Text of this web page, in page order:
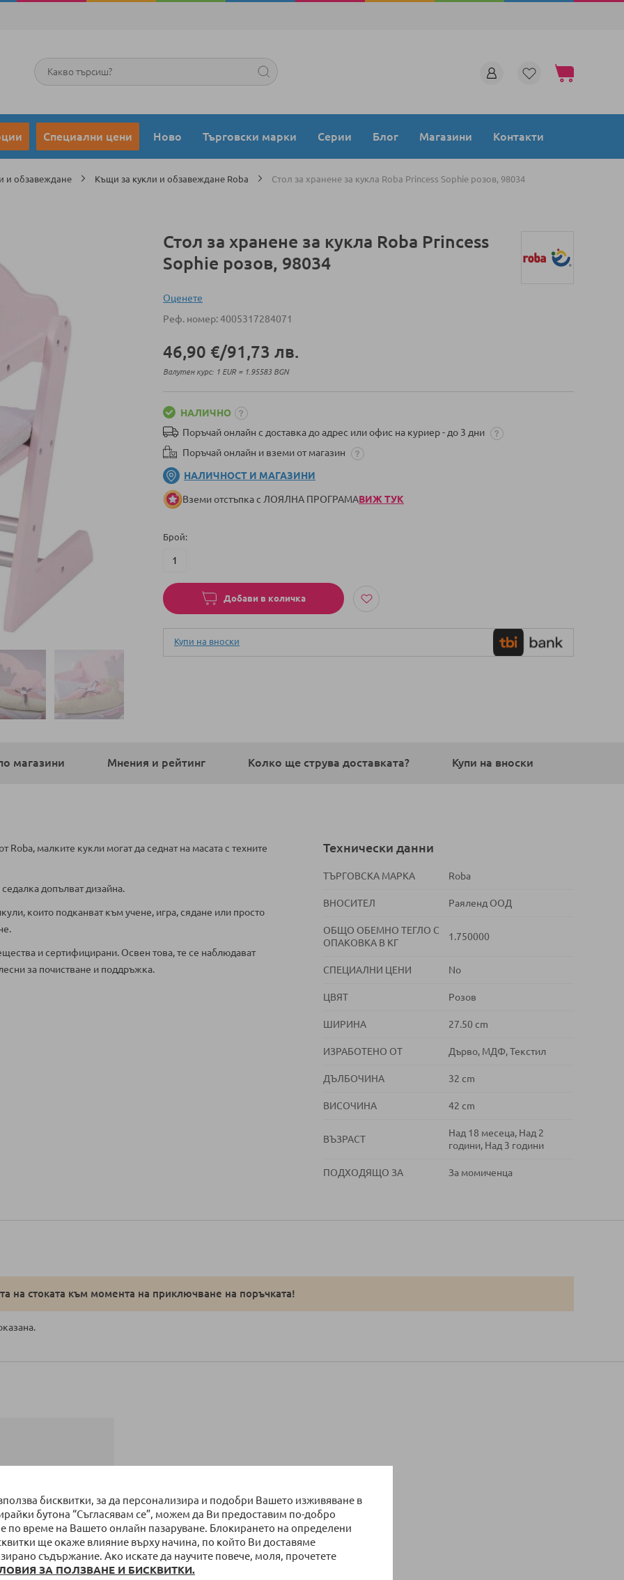
бисквитки, за да персонализира и подобри Вашето изживяване в
бутона “Съгласявам се”, можем да Ви предоставим по-добро
по време на Вашето онлайн пазаруване. Блокирането на определени
ще окаже влияние върху начина, по който Ви доставяме
съдържание. Ако искате да научите повече, моля, прочетете
ЗА ПОЛЗВАНЕ И БИСКВИТКИ.
Моята количка
Търсене
Специални цени Ново Търговски марки Серии Блог Магазини Контакти
и обзавеждане Къщи за кукли и обзавеждане Roba Стол за хранене за кукла Roba Princess Sophie розов, 98034
Стол за хранене за кукла Roba Princess
Sophie розов, 98034
Оценeте
Реф. номер 4005317284071
46,90 €/91,73 лв.
Валутен курс: 1 EUR = 1.95583 BGN
НАЛИЧНО
Поръчай онлайн с доставка до адрес или офис на куриер - до 3 дни
Поръчай онлайн и вземи от магазин
НАЛИЧНОСТ И МАГАЗИНИ
Вземи отстъпка с ЛОЯЛНА ПРОГРАМАВИЖ ТУК
Брой
Добави в количка
Купи на вноски
магазини Мнения и рейтинг Колко ще струва доставката? Купи на вноски
малките кукли могат да седнат на масата с техните
допълват дизайна.
които подканват към учене, игра, сядане или просто
и сертифицирани. Освен това, те се наблюдават
за почистване и поддръжка.
Технически данни
ТЪРГОВСКА МАРКА Roba
ВНОСИТЕЛ Раяленд ООД
ОБЩО ОБЕМНО ТЕГЛО С
ОПАКОВКА В КГ
1.750000
СПЕЦИАЛНИ ЦЕНИ No
ЦВЯТ Розов
ШИРИНА 27.50 cm
ИЗРАБОТЕНО ОТ Дърво, МДФ, Текстил
ДЪЛБОЧИНА 32 cm
ВИСОЧИНА 42 cm
ВЪЗРАСТ
Над 18 месеца, Над 2
години, Над 3 години
ПОДХОДЯЩО ЗА За момиченца
на стоката към момента на приключване на поръчката!